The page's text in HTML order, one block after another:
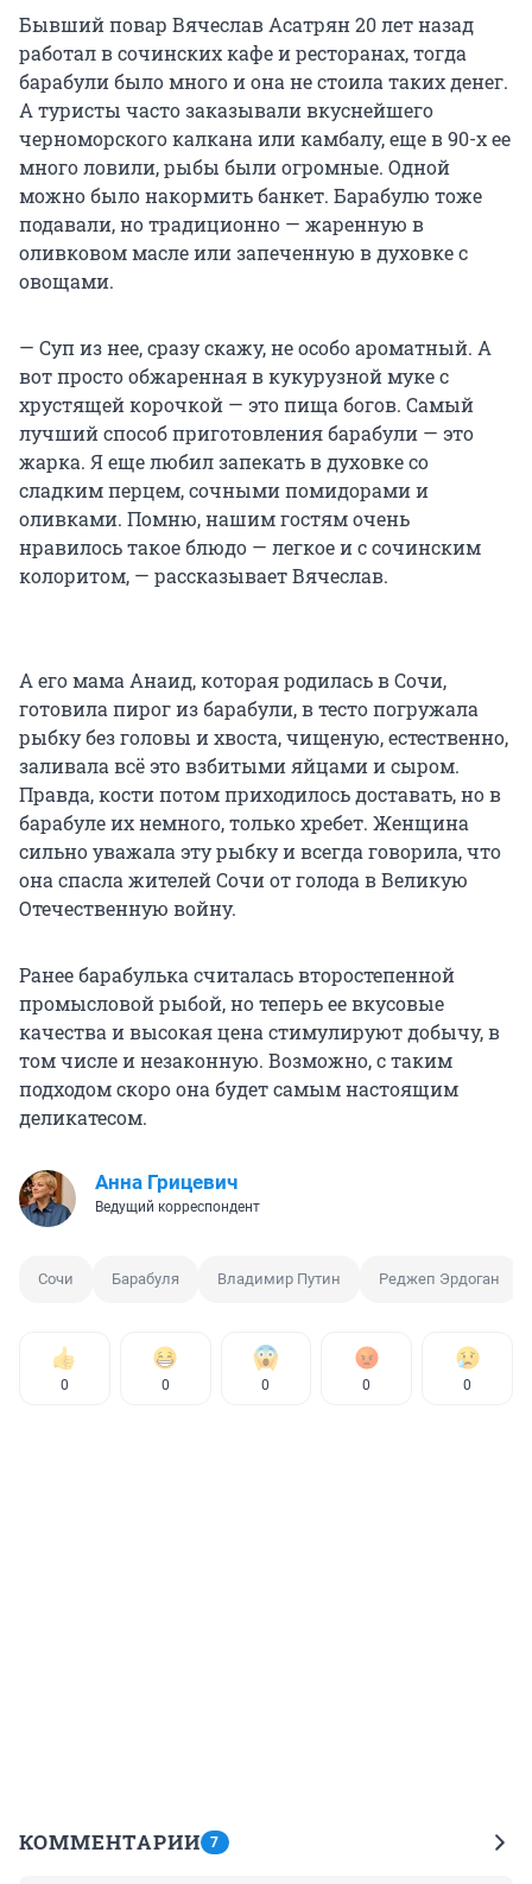
Бывший повар Вячеслав Асатрян 20 лет назад
работал в сочинских кафе и ресторанах, тогда
барабули было много и она не стоила таких денег.
А туристы часто заказывали вкуснейшего
черноморского калкана или камбалу, еще в 90-х ее
много ловили, рыбы были огромные. Одной
можно было накормить банкет. Барабулю тоже
подавали, но традиционно — жаренную в
оливковом масле или запеченную в духовке с
овощами.
— Суп из нее, сразу скажу, не особо ароматный. А
вот просто обжаренная в кукурузной муке с
хрустящей корочкой — это пища богов. Самый
лучший способ приготовления барабули — это
жарка. Я еще любил запекать в духовке со
сладким перцем, сочными помидорами и
оливками. Помню, нашим гостям очень
нравилось такое блюдо — легкое и с сочинским
колоритом, — рассказывает Вячеслав.
А его мама Анаид, которая родилась в Сочи,
готовила пирог из барабули, в тесто погружала
рыбку без головы и хвоста, чищеную, естественно,
заливала всё это взбитыми яйцами и сыром.
Правда, кости потом приходилось доставать, но в
барабуле их немного, только хребет. Женщина
сильно уважала эту рыбку и всегда говорила, что
она спасла жителей Сочи от голода в Великую
Отечественную войну.
Ранее барабулька считалась второстепенной
промысловой рыбой, но теперь ее вкусовые
качества и высокая цена стимулируют добычу, в
том числе и незаконную. Возможно, с таким
подходом скоро она будет самым настоящим
деликатесом.
Анна Грицевич
Ведущий корреспондент
Сочи Барабуля Владимир Путин Реджеп Эрдоган
0 0 0 0 0
КОММЕНТАРИИ 7